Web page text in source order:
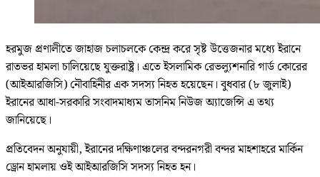
হরমুজ প্রণালীতে জাহাজ চলাচলকে কেন্দ্র করে সৃষ্ট উত্তেজনার মধ্যে ইরানে
রাতভর হামলা চালিয়েছে যুক্তরাষ্ট্র। এতে ইসলামিক রেভল্যুশনারি গার্ড কোরের
(আইআরজিসি) নৌবাহিনীর এক সদস্য নিহত হয়েছেন। বুধবার (৮ জুলাই)
ইরানের আধা-সরকারি সংবাদমাধ্যম তাসনিম নিউজ অ্যাজেন্সি এ তথ্য
জানিয়েছে।
প্রতিবেদন অনুযায়ী, ইরানের দক্ষিণাঞ্চলের বন্দরনগরী বন্দর মাহশাহরে মার্কিন
ড্রোন হামলায় ওই আইআরজিসি সদস্য নিহত হন।